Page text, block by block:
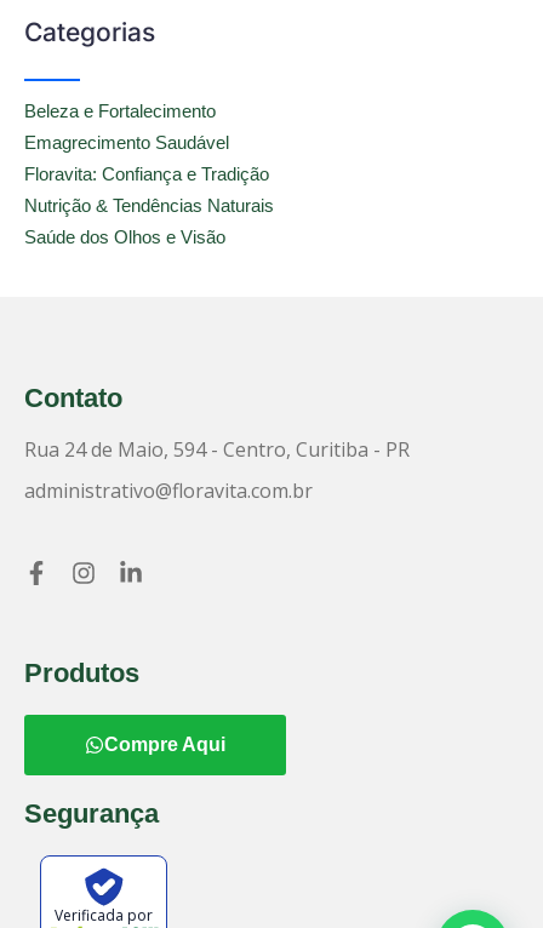
Categorias
Beleza e Fortalecimento
Emagrecimento Saudável
Floravita: Confiança e Tradição
Nutrição & Tendências Naturais
Saúde dos Olhos e Visão
Contato
Rua 24 de Maio, 594 - Centro, Curitiba - PR
administrativo@floravita.com.br
Produtos
Compre Aqui
Segurança
Verificada por